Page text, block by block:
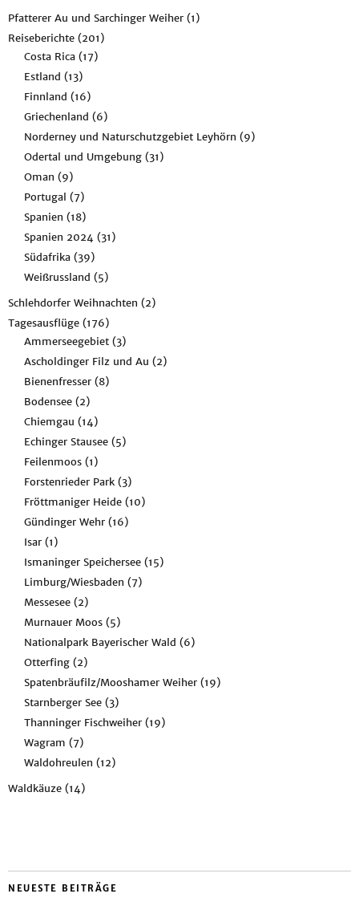
Pfatterer Au und Sarchinger Weiher (1)
Reiseberichte (201)
Costa Rica (17)
Estland (13)
Finnland (16)
Griechenland (6)
Norderney und Naturschutzgebiet Leyhörn (9)
Odertal und Umgebung (31)
Oman (9)
Portugal (7)
Spanien (18)
Spanien 2024 (31)
Südafrika (39)
Weißrussland (5)
Schlehdorfer Weihnachten (2)
Tagesausflüge (176)
Ammerseegebiet (3)
Ascholdinger Filz und Au (2)
Bienenfresser (8)
Bodensee (2)
Chiemgau (14)
Echinger Stausee (5)
Feilenmoos (1)
Forstenrieder Park (3)
Fröttmaniger Heide (10)
Gündinger Wehr (16)
Isar (1)
Ismaninger Speichersee (15)
Limburg/Wiesbaden (7)
Messesee (2)
Murnauer Moos (5)
Nationalpark Bayerischer Wald (6)
Otterfing (2)
Spatenbräufilz/Mooshamer Weiher (19)
Starnberger See (3)
Thanninger Fischweiher (19)
Wagram (7)
Waldohreulen (12)
Waldkäuze (14)
NEUESTE BEITRÄGE